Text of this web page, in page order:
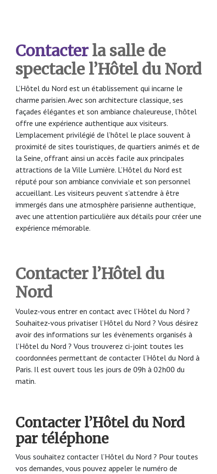
Contacterla salle de
spectacle l’Hôtel du Nord
L’Hôtel du Nord est un établissement qui incarne le
charme parisien. Avec son architecture classique, ses
façades élégantes et son ambiance chaleureuse, l’hôtel
offre une expérience authentique aux visiteurs.
L’emplacement privilégié de l’hôtel le place souvent à
proximité de sites touristiques, de quartiers animés et de
la Seine, offrant ainsi un accès facile aux principales
attractions de la Ville Lumière. L’Hôtel du Nord est
réputé pour son ambiance conviviale et son personnel
accueillant. Les visiteurs peuvent s’attendre à être
immergés dans une atmosphère parisienne authentique,
avec une attention particulière aux détails pour créer une
expérience mémorable.
Contacter l’Hôtel du
Nord
Voulez-vous entrer en contact avec l’Hôtel du Nord ?
Souhaitez-vous privatiser l’Hôtel du Nord ? Vous désirez
avoir des informations sur les évènements organisés à
l’Hôtel du Nord ? Vous trouverez ci-joint toutes les
coordonnées permettant de contacter l’Hôtel du Nord à
Paris. Il est ouvert tous les jours de 09h à 02h00 du
matin.
Contacter l’Hôtel du Nord
par téléphone
Vous souhaitez contacter l’Hôtel du Nord ? Pour toutes
vos demandes, vous pouvez appeler le numéro de